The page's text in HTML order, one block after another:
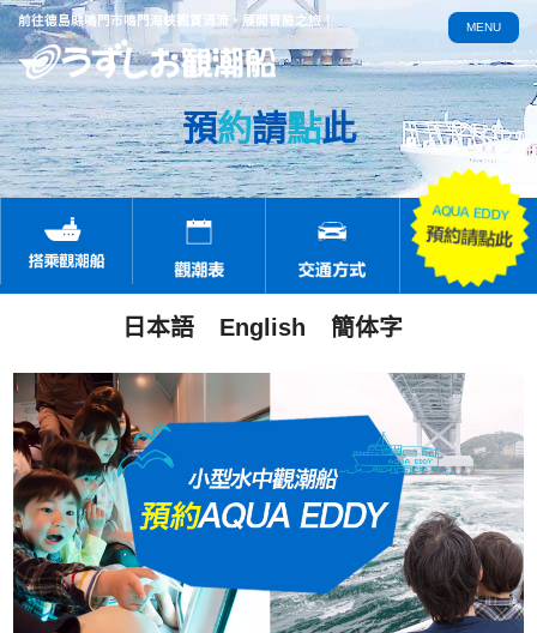
前往德島縣鳴門市鳴門海峽觀賞渦流，展開冒險之旅！
日本語 English 簡体字
MENU
預約請點此